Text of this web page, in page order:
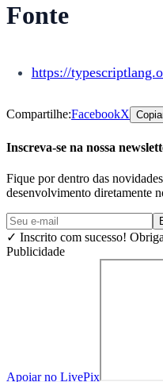
Fonte
https://
Compartilhe:FacebookX
Inscreva-se na nossa
Fique por dentro das
desenvolvimento diretamente
✓ Inscrito com sucesso!
Publicidade
Apoiar no LivePix